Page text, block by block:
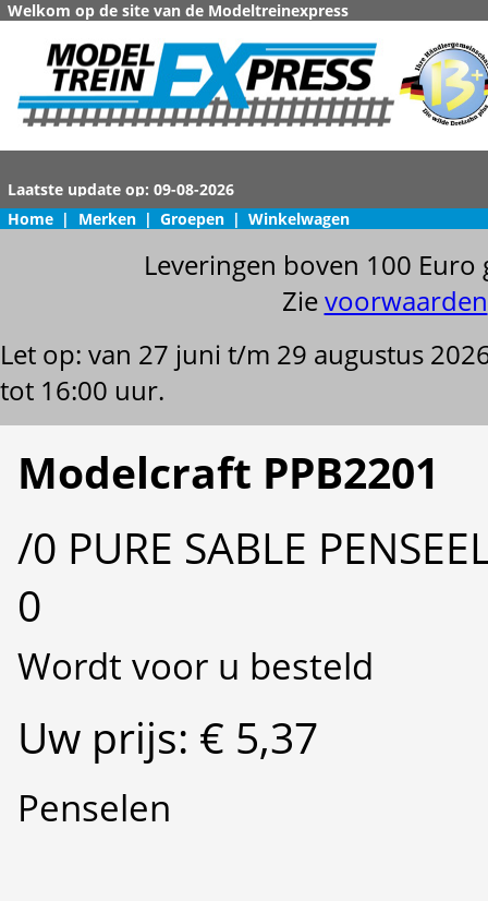
Welkom op de site van de Modeltreinexpress
Home | Merken | Groepen | Winkelwagen
Leveringen boven 100
Zievoorwaarden
Let op: van 27 juni t/m 29 augustus
tot 16:00 uur.
Modelcraft PPB2201
/0 PURE SABLE
0
Wordt voor u besteld
Uw prijs: € 5,37
Penselen